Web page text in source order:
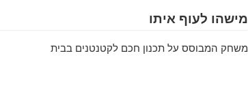
מישהו לעוף איתו
משחק המבוסס על תכנון חכם לקטנטנים בבית